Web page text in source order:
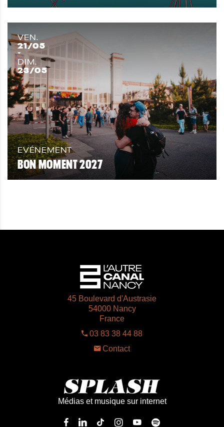
VEN.
21/05
DIM.
23/05
EVÉNEMENT
BON MOMENT 2027
45 Boulevard d'Austrasie
54000 Nancy
France
03 83 38 44 88
Contact
Médias et musique sur internet